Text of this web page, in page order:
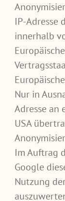
IP-Adresse
innerhalb
Nur in
Adresse an
USA
Im Auftrag
Google
Nutzung